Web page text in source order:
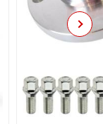
Next